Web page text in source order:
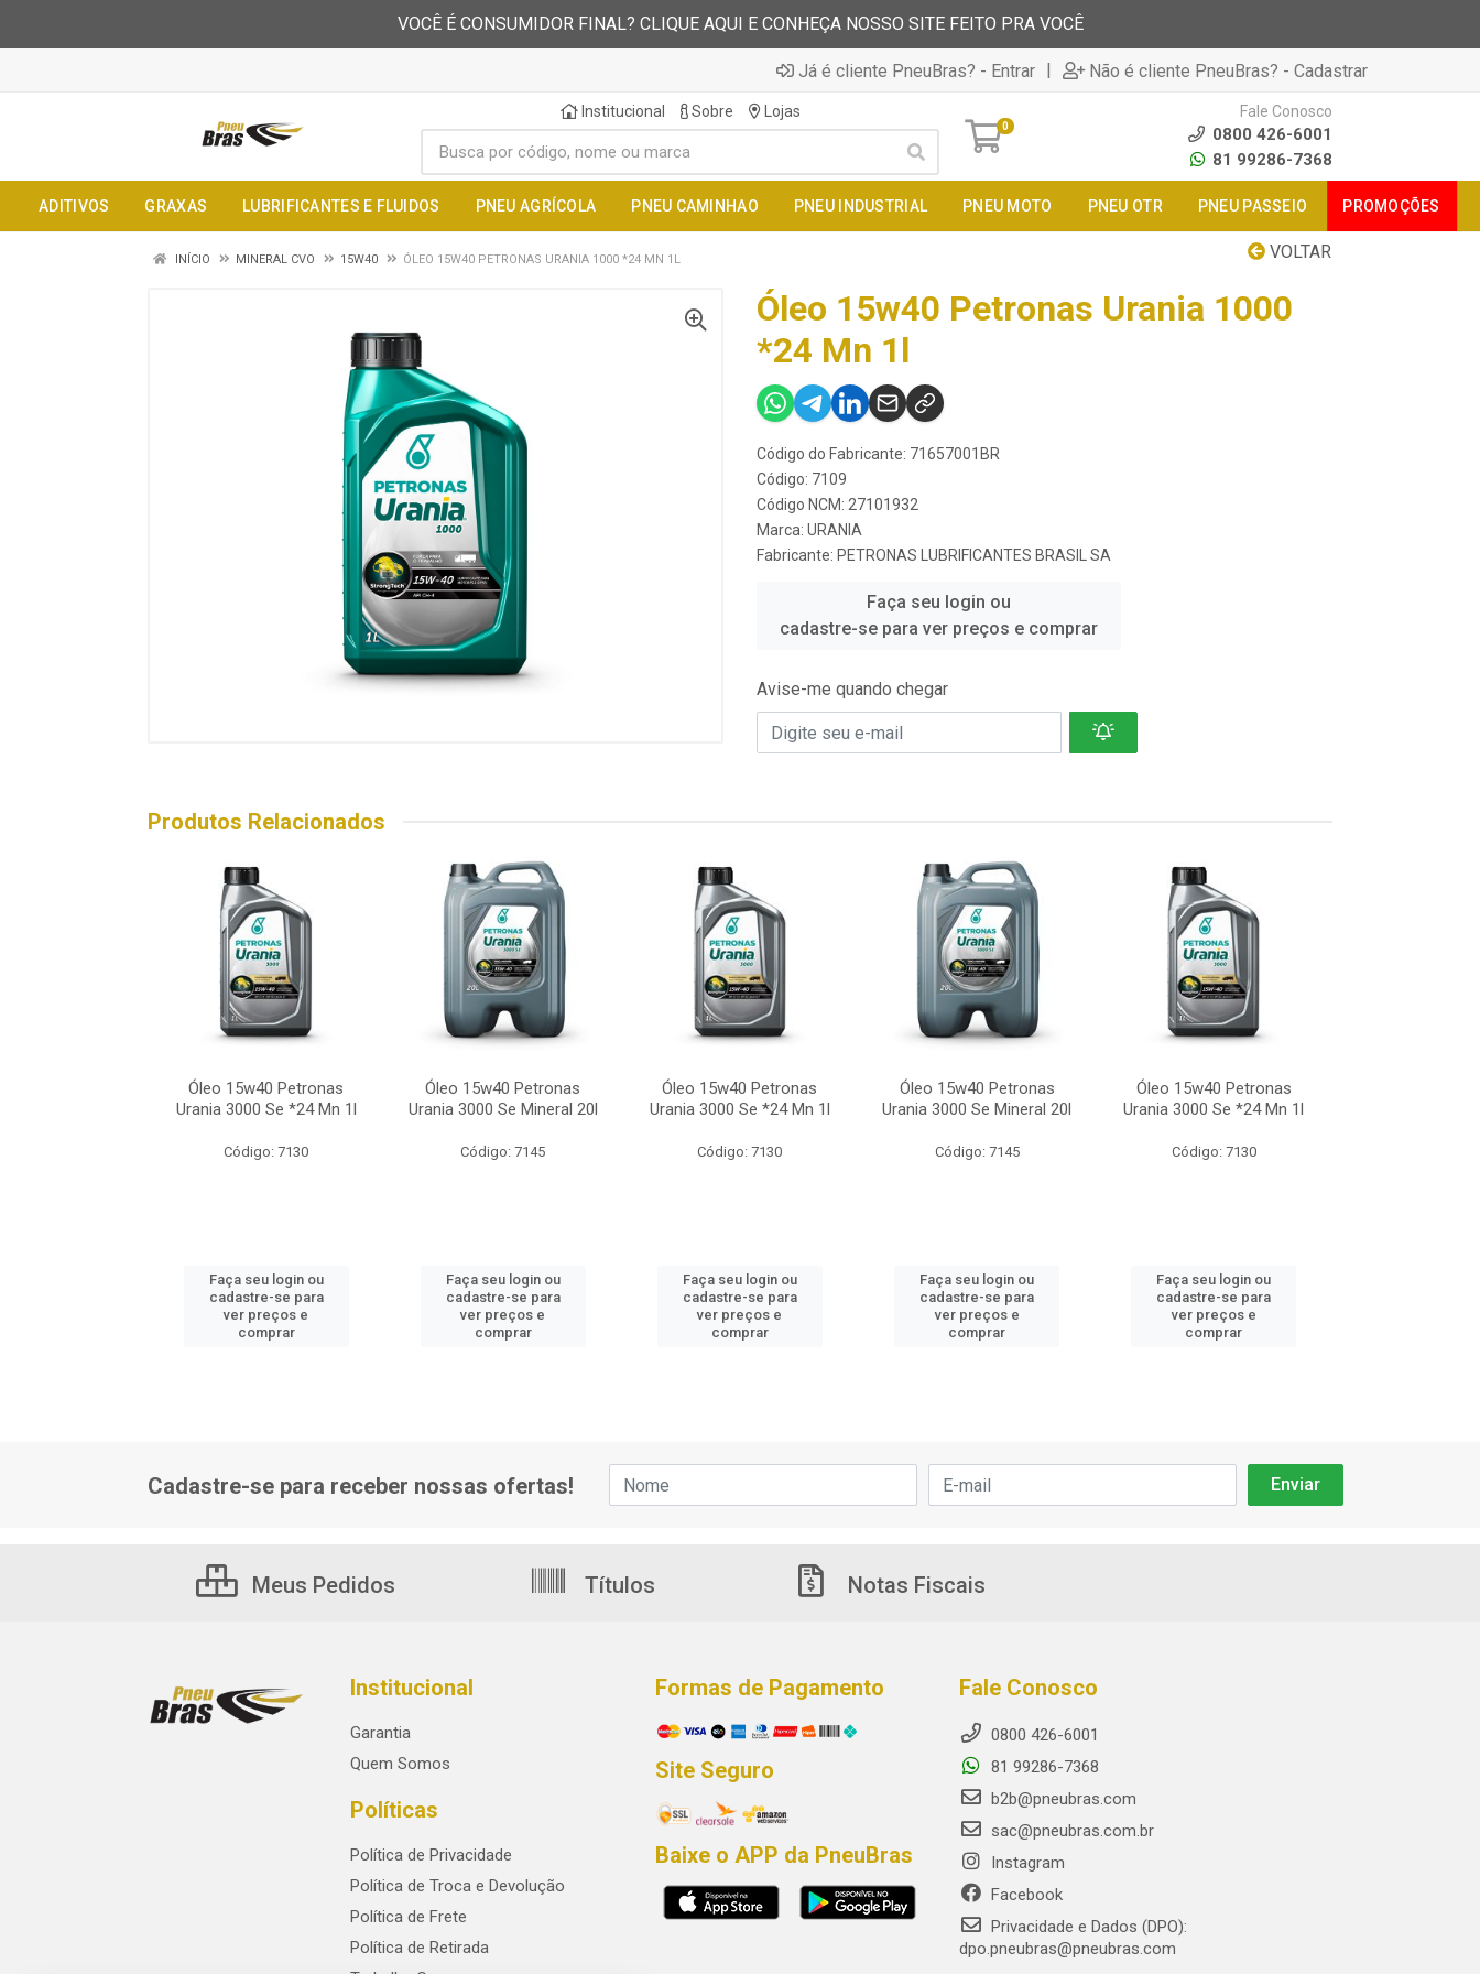
VOCÊ É CONSUMIDOR FINAL? CLIQUE AQUI E CONHEÇA NOSSO SITE FEITO PRA VOCÊ
Já é cliente PneuBras? - Entrar | Não é cliente PneuBras? - Cadastrar
Institucional Sobre Lojas
0
Fale Conosco
0800 426-6001
81 99286-7368
ADITIVOS GRAXAS LUBRIFICANTES E FLUIDOS PNEU AGRÍCOLA PNEU CAMINHAO PNEU INDUSTRIAL PNEU MOTO PNEU OTR PNEU PASSEIO PROMOÇÕES
VOLTAR
INÍCIO MINERAL CVO 15W40 ÓLEO 15W40 PETRONAS URANIA 1000 *24 MN 1L
Óleo 15w40 Petronas Urania 1000
*24 Mn 1l
Código do Fabricante: 71657001BR
Código: 7109
Código NCM: 27101932
Marca: URANIA
Fabricante: PETRONAS LUBRIFICANTES BRASIL SA
Faça seu login ou
cadastre-se para ver preços e comprar
Avise-me quando chegar
Produtos Relacionados
Óleo 15w40 Petronas
Urania 3000 Se *24 Mn 1l
Código: 7130
Faça seu login ou
cadastre-se para
ver preços e
comprar
Óleo 15w40 Petronas
Urania 3000 Se Mineral 20l
Código: 7145
Faça seu login ou
cadastre-se para
ver preços e
comprar
Óleo 15w40 Petronas
Urania 3000 Se *24 Mn 1l
Código: 7130
Faça seu login ou
cadastre-se para
ver preços e
comprar
Óleo 15w40 Petronas
Urania 3000 Se Mineral 20l
Código: 7145
Faça seu login ou
cadastre-se para
ver preços e
comprar
Óleo 15w40 Petronas
Urania 3000 Se *24 Mn 1l
Código: 7130
Faça seu login ou
cadastre-se para
ver preços e
comprar
Cadastre-se para receber nossas ofertas!
Meus Pedidos Títulos Notas Fiscais
Institucional
Garantia
Quem Somos
Políticas
Política de Privacidade
Política de Troca e Devolução
Política de Frete
Política de Retirada
Formas de Pagamento
Site Seguro
Baixe o APP da PneuBras
Fale Conosco
0800 426-6001
81 99286-7368
b2b@pneubras.com
sac@pneubras.com.br
Instagram
Facebook
Privacidade e Dados (DPO):
dpo.pneubras@pneubras.com